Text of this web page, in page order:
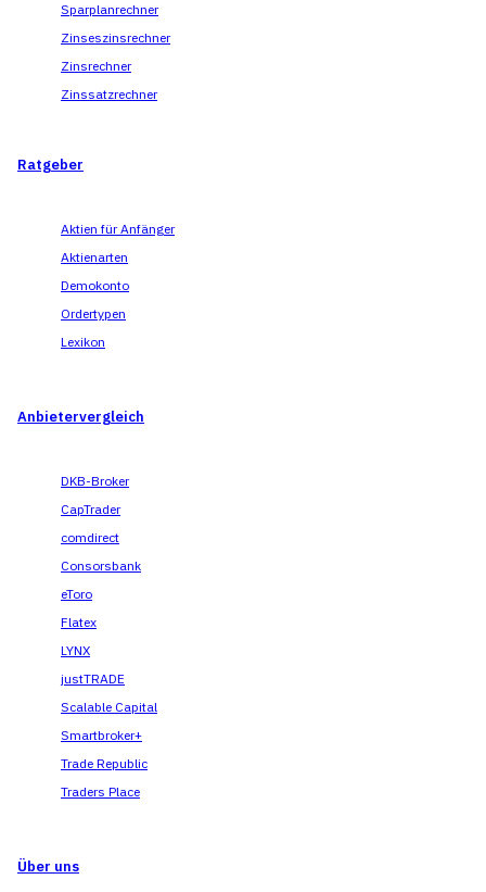
Sparplanrechner
Zinseszinsrechner
Zinsrechner
Zinssatzrechner
Ratgeber
Aktien für Anfänger
Aktienarten
Demokonto
Ordertypen
Lexikon
Anbietervergleich
DKB-Broker
CapTrader
comdirect
Consorsbank
eToro
Flatex
LYNX
justTRADE
Scalable Capital
Smartbroker+
Trade Republic
Traders Place
Über uns